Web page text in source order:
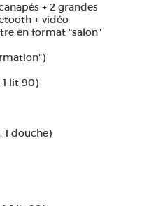
+ 2 grandes
+ vidéo
en format "salon"
1 lit 90)
1 douche)